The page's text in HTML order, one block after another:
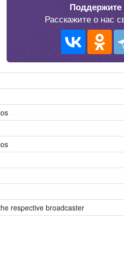
Поддержите
Расскажите о нас
respective broadcaster